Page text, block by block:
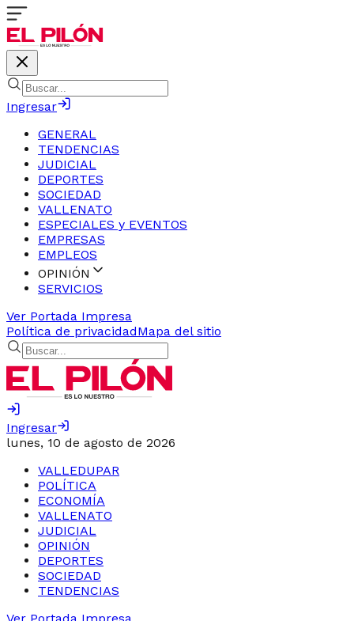
Ingresar
GENERAL
TENDENCIAS
JUDICIAL
DEPORTES
SOCIEDAD
VALLENATO
ESPECIALES y EVENTOS
EMPRESAS
EMPLEOS
OPINIÓN
SERVICIOS
Ver Portada Impresa
Política de privacidadMapa del sitio
Ingresar
lunes, 10 de agosto de 2026
VALLEDUPAR
POLÍTICA
ECONOMÍA
VALLENATO
JUDICIAL
OPINIÓN
DEPORTES
SOCIEDAD
TENDENCIAS